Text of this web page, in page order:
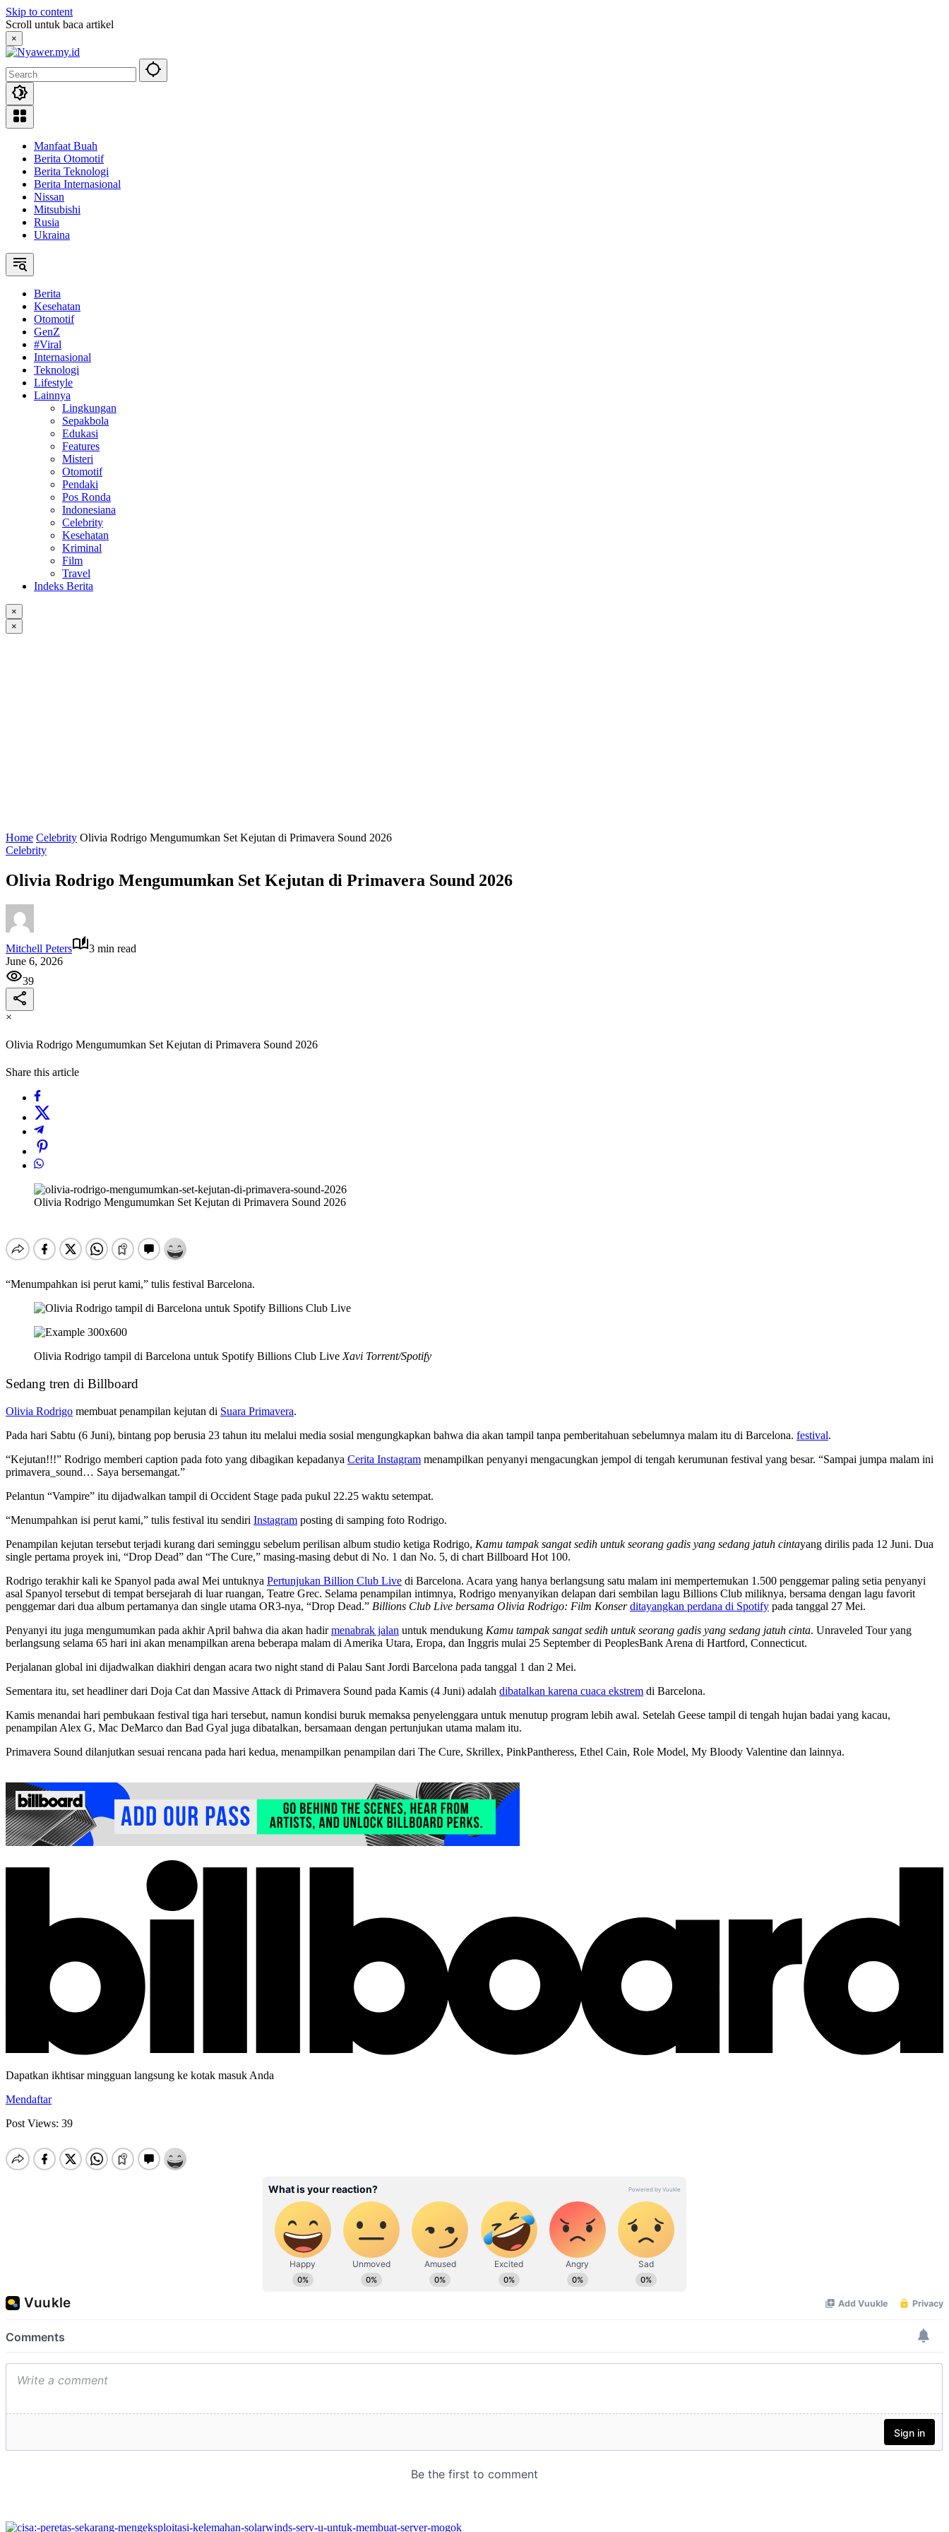
Skip to content
Scroll untuk baca artikel
×
Manfaat Buah
Berita Otomotif
Berita Teknologi
Berita Internasional
Nissan
Mitsubishi
Rusia
Ukraina
Berita
Kesehatan
Otomotif
GenZ
#Viral
Internasional
Teknologi
Lifestyle
Lainnya
Lingkungan
Sepakbola
Edukasi
Features
Misteri
Otomotif
Pendaki
Pos Ronda
Indonesiana
Celebrity
Kesehatan
Kriminal
Film
Travel
Indeks Berita
×
×
Home Celebrity Olivia Rodrigo Mengumumkan Set Kejutan di Primavera Sound 2026
Celebrity
Olivia Rodrigo Mengumumkan Set Kejutan di Primavera Sound 2026
Mitchell Peters
3 min read
June 6, 2026
39
×
Olivia Rodrigo Mengumumkan Set Kejutan di Primavera Sound 2026
Share this article
Olivia Rodrigo Mengumumkan Set Kejutan di Primavera Sound 2026
“Menumpahkan isi perut kami,” tulis festival Barcelona.
Olivia Rodrigo tampil di Barcelona untuk Spotify Billions Club Live Xavi Torrent/Spotify
Sedang tren di Billboard
Olivia Rodrigo membuat penampilan kejutan di Suara Primavera.
Pada hari Sabtu (6 Juni), bintang pop berusia 23 tahun itu melalui media sosial mengungkapkan bahwa dia akan tampil tanpa pemberitahuan sebelumnya malam itu di Barcelona. festival.
“Kejutan!!!” Rodrigo memberi caption pada foto yang dibagikan kepadanya Cerita Instagram menampilkan penyanyi mengacungkan jempol di tengah kerumunan festival yang besar. “Sampai jumpa malam ini
primavera_sound… Saya bersemangat.”
Pelantun “Vampire” itu dijadwalkan tampil di Occident Stage pada pukul 22.25 waktu setempat.
“Menumpahkan isi perut kami,” tulis festival itu sendiri Instagram posting di samping foto Rodrigo.
Penampilan kejutan tersebut terjadi kurang dari seminggu sebelum perilisan album studio ketiga Rodrigo, Kamu tampak sangat sedih untuk seorang gadis yang sedang jatuh cintayang dirilis pada 12 Juni. Dua
single pertama proyek ini, “Drop Dead” dan “The Cure,” masing-masing debut di No. 1 dan No. 5, di chart Billboard Hot 100.
Rodrigo terakhir kali ke Spanyol pada awal Mei untuknya Pertunjukan Billion Club Live di Barcelona. Acara yang hanya berlangsung satu malam ini mempertemukan 1.500 penggemar paling setia penyanyi
asal Spanyol tersebut di tempat bersejarah di luar ruangan, Teatre Grec. Selama penampilan intimnya, Rodrigo menyanyikan delapan dari sembilan lagu Billions Club miliknya, bersama dengan lagu favorit
penggemar dari dua album pertamanya dan single utama OR3-nya, “Drop Dead.” Billions Club Live bersama Olivia Rodrigo: Film Konser ditayangkan perdana di Spotify pada tanggal 27 Mei.
Penyanyi itu juga mengumumkan pada akhir April bahwa dia akan hadirmenabrak jalan untuk mendukung Kamu tampak sangat sedih untuk seorang gadis yang sedang jatuh cinta. Unraveled Tour yang
berlangsung selama 65 hari ini akan menampilkan arena beberapa malam di Amerika Utara, Eropa, dan Inggris mulai 25 September di PeoplesBank Arena di Hartford, Connecticut.
Perjalanan global ini dijadwalkan diakhiri dengan acara two night stand di Palau Sant Jordi Barcelona pada tanggal 1 dan 2 Mei.
Sementara itu, set headliner dari Doja Cat dan Massive Attack di Primavera Sound pada Kamis (4 Juni) adalah dibatalkan karena cuaca ekstrem di Barcelona.
Kamis menandai hari pembukaan festival tiga hari tersebut, namun kondisi buruk memaksa penyelenggara untuk menutup program lebih awal. Setelah Geese tampil di tengah hujan badai yang kacau,
penampilan Alex G, Mac DeMarco dan Bad Gyal juga dibatalkan, bersamaan dengan pertunjukan utama malam itu.
Primavera Sound dilanjutkan sesuai rencana pada hari kedua, menampilkan penampilan dari The Cure, Skrillex, PinkPantheress, Ethel Cain, Role Model, My Bloody Valentine dan lainnya.
Dapatkan ikhtisar mingguan langsung ke kotak masuk Anda
Mendaftar
Post Views: 39